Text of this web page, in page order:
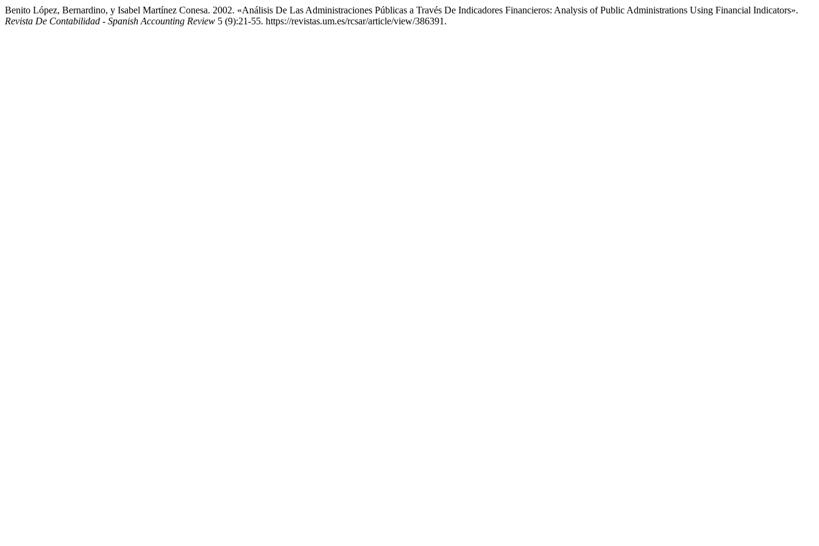
Benito López, Bernardino, y Isabel Martínez Conesa. 2002. «Análisis De Las Administraciones Públicas a Través De Indicadores Financieros: Analysis of Public Administrations Using Financial Indicators».
Revista De Contabilidad - Spanish Accounting Review 5 (9):21-55. https://revistas.um.es/rcsar/article/view/386391.